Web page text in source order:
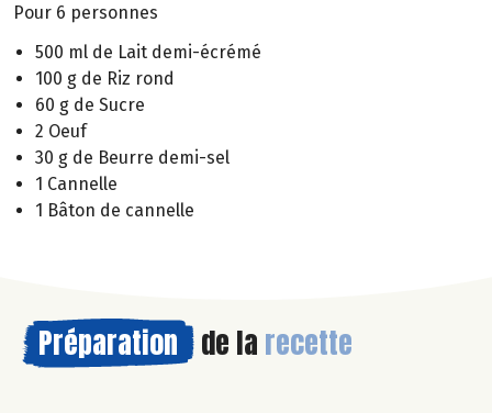
Pour 6 personnes
500 ml de Lait demi-écrémé
100 g de Riz rond
60 g de Sucre
2 Oeuf
30 g de Beurre demi-sel
1 Cannelle
1 Bâton de cannelle
Préparation de la recette